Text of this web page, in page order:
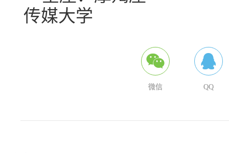
传媒大学
微信 QQ